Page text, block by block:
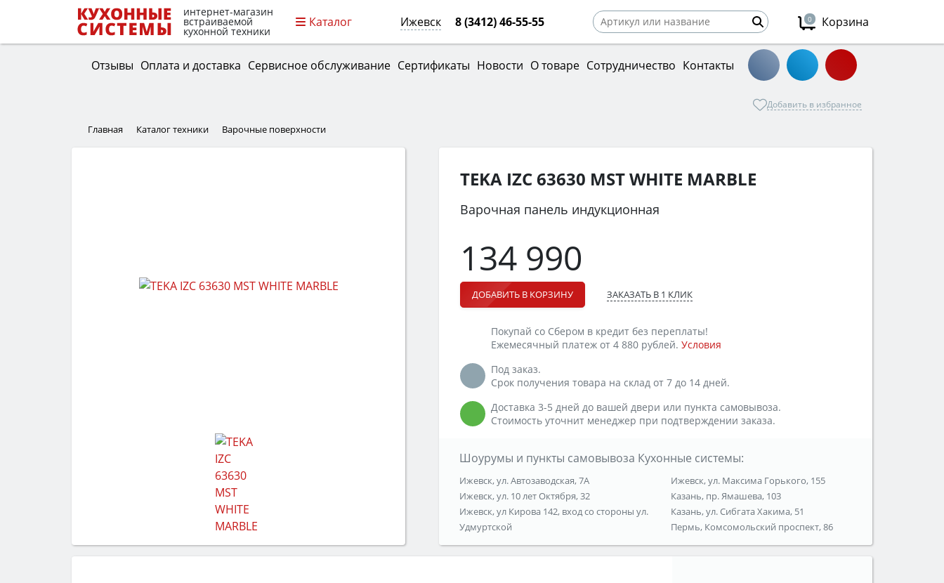
интернет-магазин
встраиваемой
кухонной техники
Каталог Ижевск 8 (3412) 46-55-55 0 Корзина
Отзывы Оплата и доставка Сервисное обслуживание Сертификаты Новости О товаре Сотрудничество Контакты
Добавить в избранное
Главная Каталог техники Варочные поверхности
TEKA IZC 63630 MST WHITE MARBLE
Варочная панель индукционная
134 990
ДОБАВИТЬ В КОРЗИНУ ЗАКАЗАТЬ В 1 КЛИК
Покупай со Сбером в кредит без переплаты!
Ежемесячный платеж от 4 880 рублей. Условия
Под заказ.
Срок получения товара на склад от 7 до 14 дней.
Доставка 3-5 дней до вашей двери или пункта самовывоза.
Стоимость уточнит менеджер при подтверждении заказа.
Шоурумы и пункты самовывоза Кухонные системы:
Ижевск, ул. Автозаводская, 7А
Ижевск, ул. 10 лет Октября, 32
Ижевск, ул Кирова 142, вход со стороны ул.
Удмуртской
Ижевск, ул. Максима Горького, 155
Казань, пр. Ямашева, 103
Казань, ул. Сибгата Хакима, 51
Пермь, Комсомольский проспект, 86